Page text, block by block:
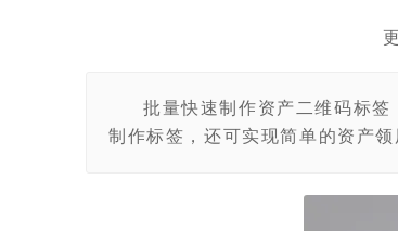
批量快速制作资产二维码标
制作标签，还可实现简单的资产领